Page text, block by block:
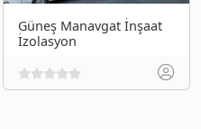
Güneş Manavgat İnşaat
İzolasyon